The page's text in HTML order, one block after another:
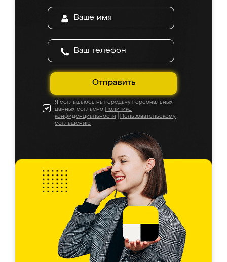
Отправить
Я соглашаюсь на передачу персональных
данных согласно Политике
конфиденциальности
Пользовательскому
соглашению